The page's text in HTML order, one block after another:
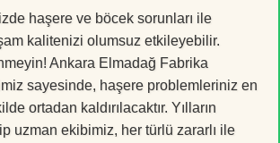
haşere ve böcek sorunları ile
kalitenizi olumsuz etkileyebilir.
Ankara Elmadağ Fabrika
sayesinde, haşere problemleriniz en
ortadan kaldırılacaktır. Yılların
uzman ekibimiz, her türlü zararlı ile